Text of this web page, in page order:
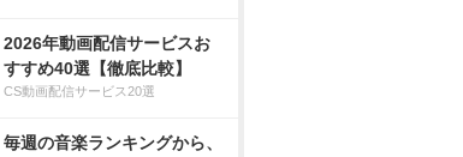
2026年動画配信サービスお
すすめ40選【徹底比較】
CS動画配信サービス20選
毎週の音楽ランキングから、